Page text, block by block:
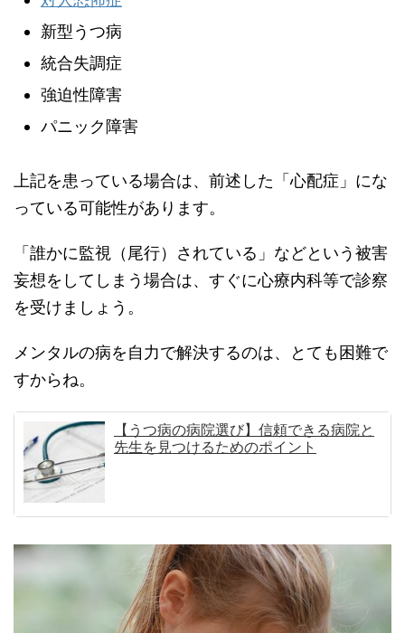
新型うつ病
統合失調症
強迫性障害
パニック障害
上記を患っている場合は、前述した「心配症」にな
っている可能性があります。
「誰かに監視（尾行）されている」などという被害
妄想をしてしまう場合は、すぐに心療内科等で診察
を受けましょう。
メンタルの病を自力で解決するのは、とても困難で
すからね。
【うつ病の病院選び】信頼できる病院と
先生を見つけるためのポイント